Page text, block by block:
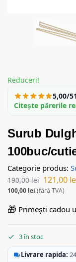
Reduceri!
5,00/5
Citește părerile
Surub
100buc/
Categorie produs:
190,00lei 121,00
100,00 lei (fără TVA)
🎁 Primești cadou
3 în stoc
Livrare rapida: